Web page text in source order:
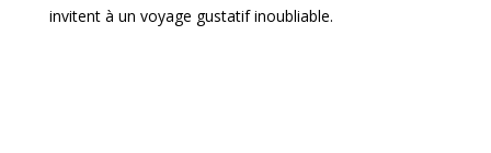
invitent à un voyage gustatif inoubliable.